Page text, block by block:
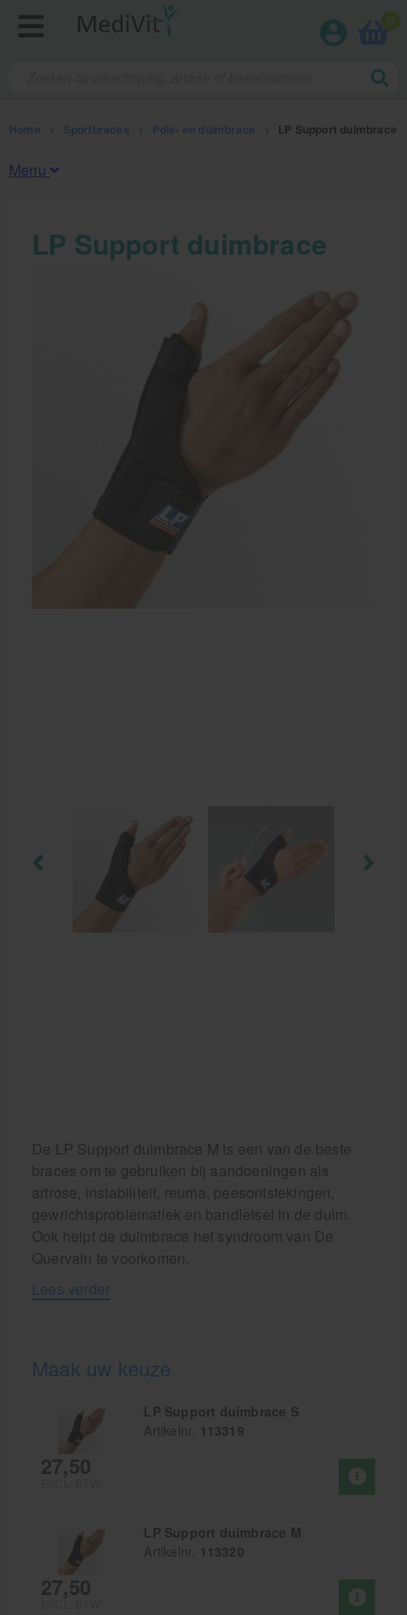
0
Home Sportbraces Pols- en duimbrace LP Support duimbrace
Menu
Fysiotherapieproducten
Elleboogbrace
Enkelbrace
Kniebrace
Pols- en duimbrace
Beenbrace
Aanbiedingen groothandel fysiotherapie en massage
Cursussen
LP Support duimbrace
De LP Support duimbrace M is een van de beste
braces om te gebruiken bij aandoeningen als
artrose, instabiliteit, reuma, peesontstekingen,
gewrichtsproblematiek en bandletsel in de duim.
Ook helpt de duimbrace het syndroom van De
Quervain te voorkomen.
Lees verder
Maak uw keuze
LP Support duimbrace S
Artikelnr. 113319
27,50
LP Support duimbrace M
Artikelnr. 113320
27,50